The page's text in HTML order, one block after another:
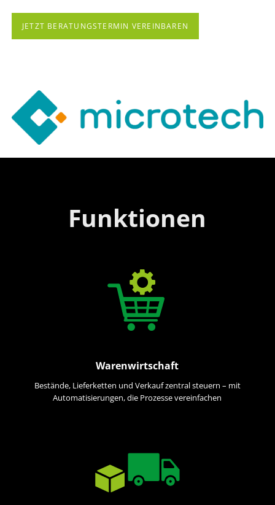
JETZT BERATUNGSTERMIN VEREINBAREN
Funktionen
Warenwirtschaft
Bestände, Lieferketten und Verkauf zentral steuern – mit
Automatisierungen, die Prozesse vereinfachen